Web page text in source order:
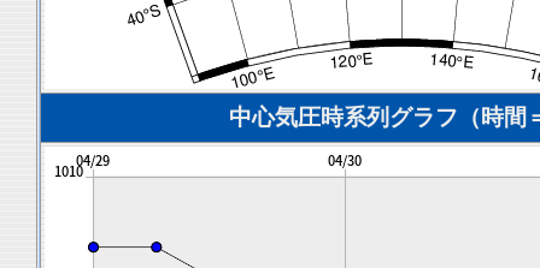
中心気圧時系列グラフ（時間